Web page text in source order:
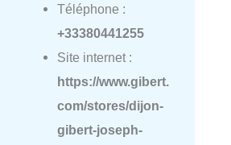
Téléphone :
+33380441255
Site internet :
https://www.gibert.
com/stores/dijon-
gibert-joseph-